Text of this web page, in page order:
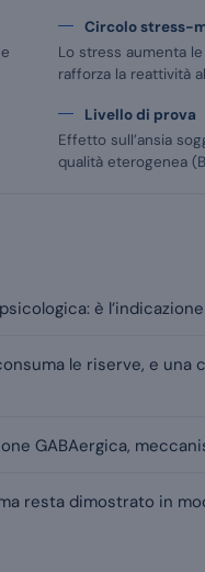
Circolo stress-
Lo stress aumenta
rafforza la reattività
Livello di prova
Effetto sull’ansia
qualità eterogenea
è l’indicazione
le riserve, e una
GABAergica,
resta dimostrato in